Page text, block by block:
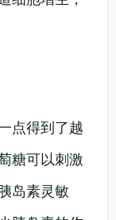
点得到了越
糖可以刺激
岛素灵敏